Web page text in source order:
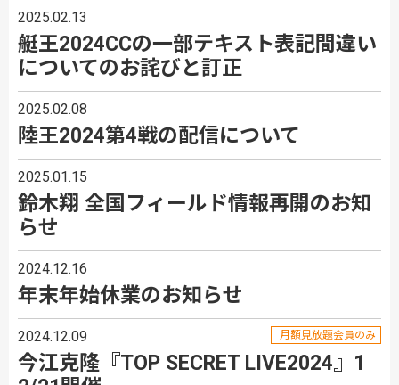
2025.02.13
艇王2024CCの一部テキスト表記間違い
についてのお詫びと訂正
2025.02.08
陸王2024第4戦の配信について
2025.01.15
鈴木翔 全国フィールド情報再開のお知
らせ
2024.12.16
年末年始休業のお知らせ
2024.12.09 月額見放題会員のみ
今江克隆『TOP SECRET LIVE2024』1